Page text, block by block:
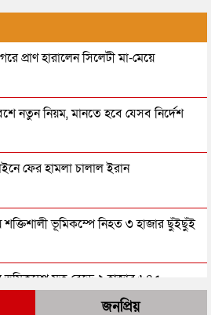
প্রাণ হারালেন সিলেটী মা-মেয়ে
নতুন নিয়ম, মানতে হবে যেসব নির্দেশ
ফের হামলা চালাল ইরান
শক্তিশালী ভূমিকম্পে নিহত ৩ হাজার ছুঁইছুঁই
ভূমিকম্পে মৃত বেড়ে ২ হাজার ৬৪৫
জনপ্রিয়